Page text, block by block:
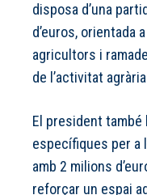
disposa d’una
d’euros, orientada
agricultors i
de l’activitat
El president també
específiques per a
amb 2 milions
reforçar un espai